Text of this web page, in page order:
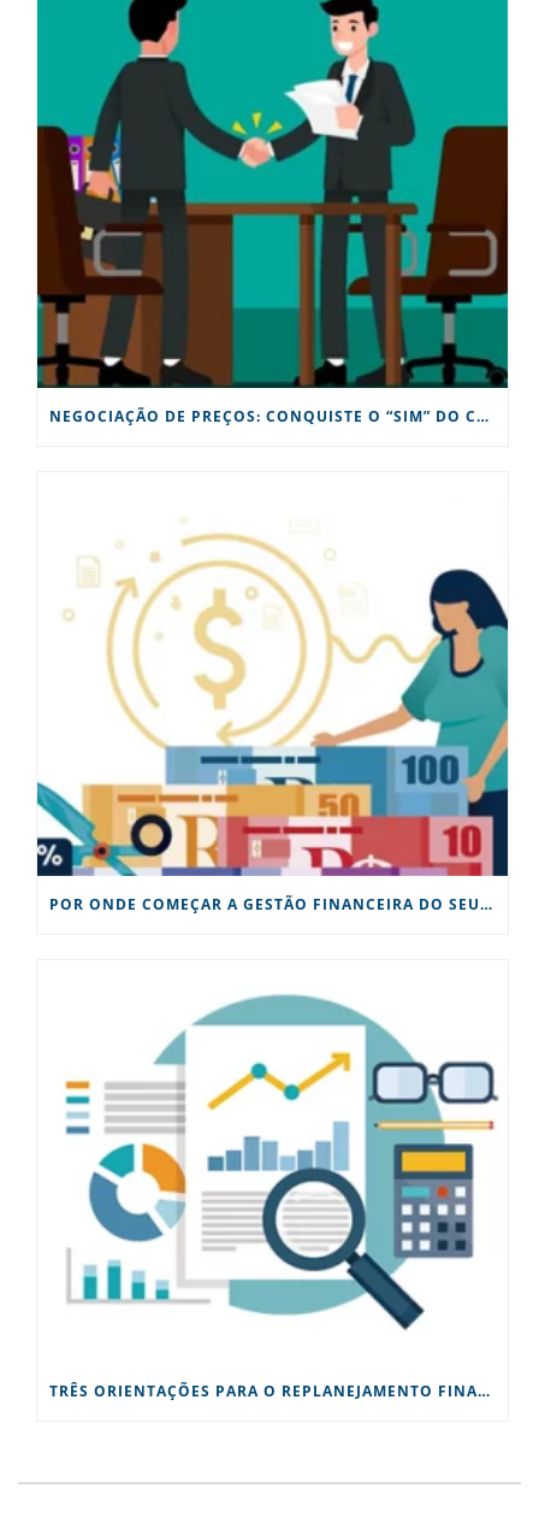
NEGOCIAÇÃO DE PREÇOS: CONQUISTE O “SIM” DO CLIENTE
POR ONDE COMEÇAR A GESTÃO FINANCEIRA DO SEU NEGÓCIO
TRÊS ORIENTAÇÕES PARA O REPLANEJAMENTO FINANCEIRO DA SUA EMPRESA NESTE 2° SEMESTRE